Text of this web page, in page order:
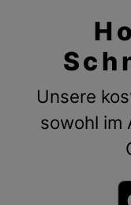
Unsere
sowohl im